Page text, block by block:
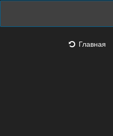
Главная